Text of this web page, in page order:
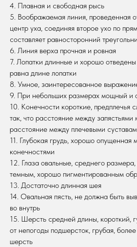
4. Плавная и свободная рысь
5. Воображаемая линия, проведенная
центр уха, соединяя второе ухо по
составляет равносторонний
6. Линия верха прочная и ровная
7. Лопатки длинные и хорошо
равна длине лопатки
8. Умное, заинтересованное
9. При небольших размерах мощный и
10. Конечности короткие, предплечья
так, что расстояние между
расстояние между плечевыми
11. Глубокая грудь, хорошо опущенная
конечностями
12. Глаза овальные, среднего
темным, хорошо пигментированным
13. Достаточно длинная шея
14. Овальная пясть, не должна быть
во внутрь
15. Шерсть средней длины, короткий,
от непогоды подшерсток, грубая,
шерсть